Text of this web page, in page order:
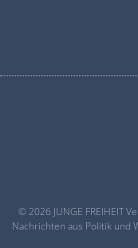
© 2026 JUNGE FREIHEIT
Nachrichten aus Politik und